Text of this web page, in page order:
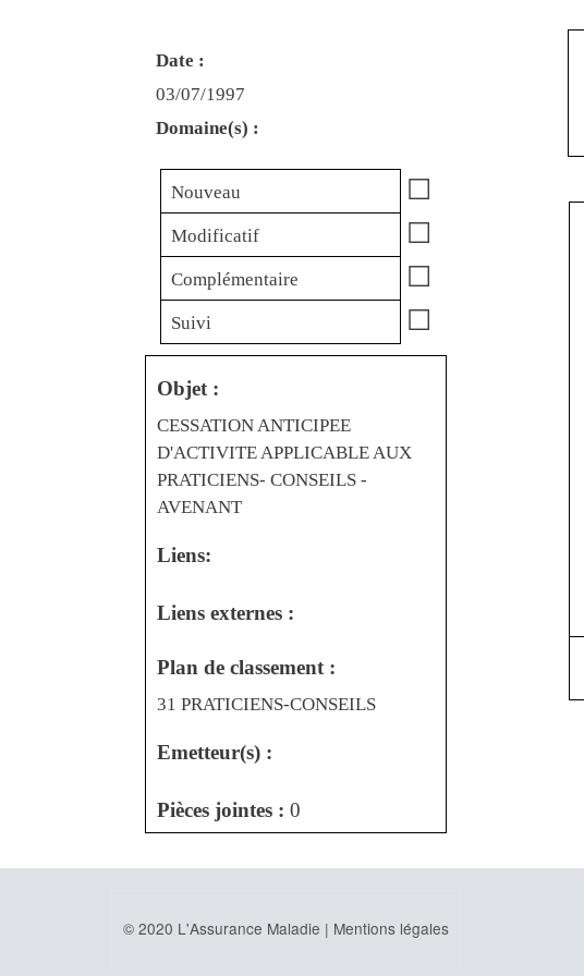
Date :
03/07/1997
Domaine(s) :
Nouveau ☐
Modificatif ☐
Complémentaire ☐
Suivi ☐
Objet :
CESSATION ANTICIPEE
D'ACTIVITE APPLICABLE AUX
PRATICIENS- CONSEILS -
AVENANT
Liens:
Liens externes :
Plan de classement :
31 PRATICIENS-CONSEILS
Emetteur(s) :
Pièces jointes : 0
© 2020 L'Assurance Maladie | Mentions légales